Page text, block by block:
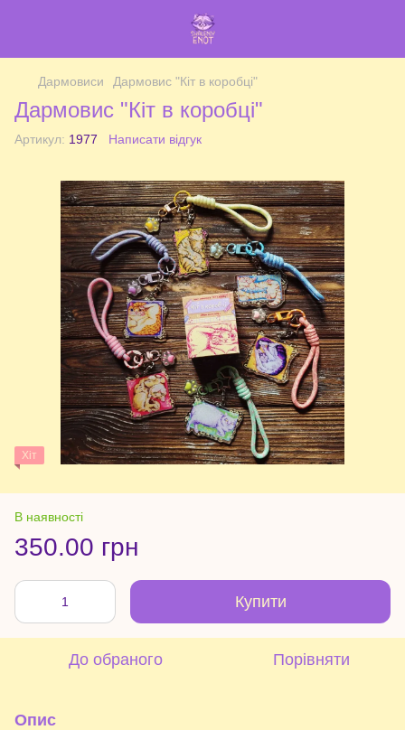
Дармовиси Дармовис "Кіт в коробці"
Дармовис "Кіт в коробці"
Артикул: 1977 Написати відгук
Хіт
В наявності
350.00 грн
Купити
До обраного Порівняти
Опис